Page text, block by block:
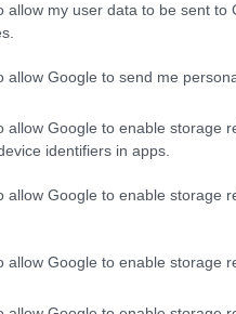
allow my user data to be sent to
allow Google to send me
allow Google to enable storage
identifiers in apps.
allow Google to enable storage
allow Google to enable storage
a
17:50
kiderül, hogy nem.